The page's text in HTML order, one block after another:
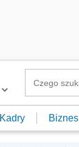
Kadry Biznes